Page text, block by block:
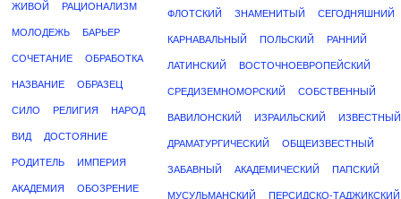
ЖИВОЙ РАЦИОНАЛИЗМ
МОЛОДЕЖЬ БАРЬЕР
СОЧЕТАНИЕ ОБРАБОТКА
НАЗВАНИЕ ОБРАЗЕЦ
СИЛО РЕЛИГИЯ НАРОД
ВИД ДОСТОЯНИЕ
РОДИТЕЛЬ ИМПЕРИЯ
АКАДЕМИЯ ОБОЗРЕНИЕ
ФЛОТСКИЙ ЗНАМЕНИТЫЙ СЕГОДНЯШНИЙ
КАРНАВАЛЬНЫЙ ПОЛЬСКИЙ РАННИЙ
ЛАТИНСКИЙ ВОСТОЧНОЕВРОПЕЙСКИЙ
СРЕДИЗЕМНОМОРСКИЙ СОБСТВЕННЫЙ
ВАВИЛОНСКИЙ ИЗРАИЛЬСКИЙ ИЗВЕСТНЫЙ
ДРАМАТУРГИЧЕСКИЙ ОБЩЕИЗВЕСТНЫЙ
ЗАБАВНЫЙ АКАДЕМИЧЕСКИЙ ПАПСКИЙ
МУСУЛЬМАНСКИЙ ПЕРСИДСКО-ТАДЖИКСКИЙ